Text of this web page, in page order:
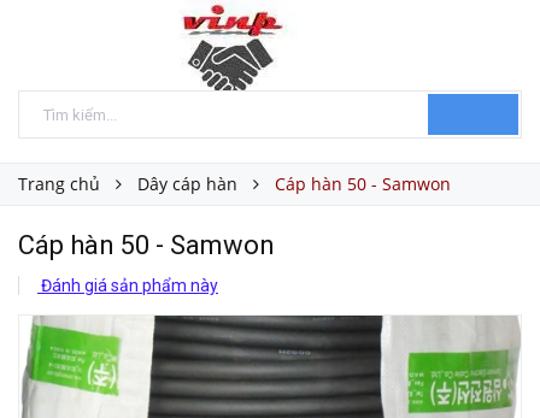
Trang chủ Dây cáp hàn Cáp hàn 50 - Samwon
Cáp hàn 50 - Samwon
Đánh giá sản phẩm này